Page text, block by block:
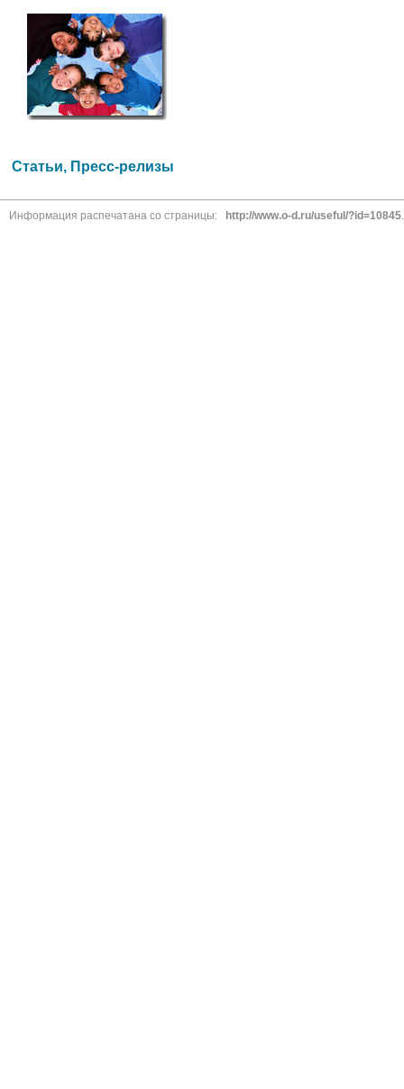
Статьи, Пресс-релизы
Информация распечатана со страницы: http://www.o-d.ru/useful/?id=10845